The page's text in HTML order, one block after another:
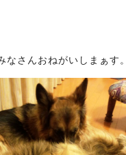
なさんおねがいしまぁす。